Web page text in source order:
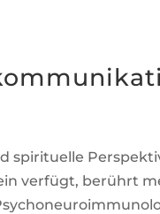
spirituelle
verfügt, berührt